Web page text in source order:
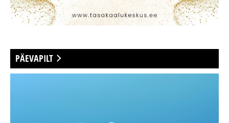
PÄEVAPILT